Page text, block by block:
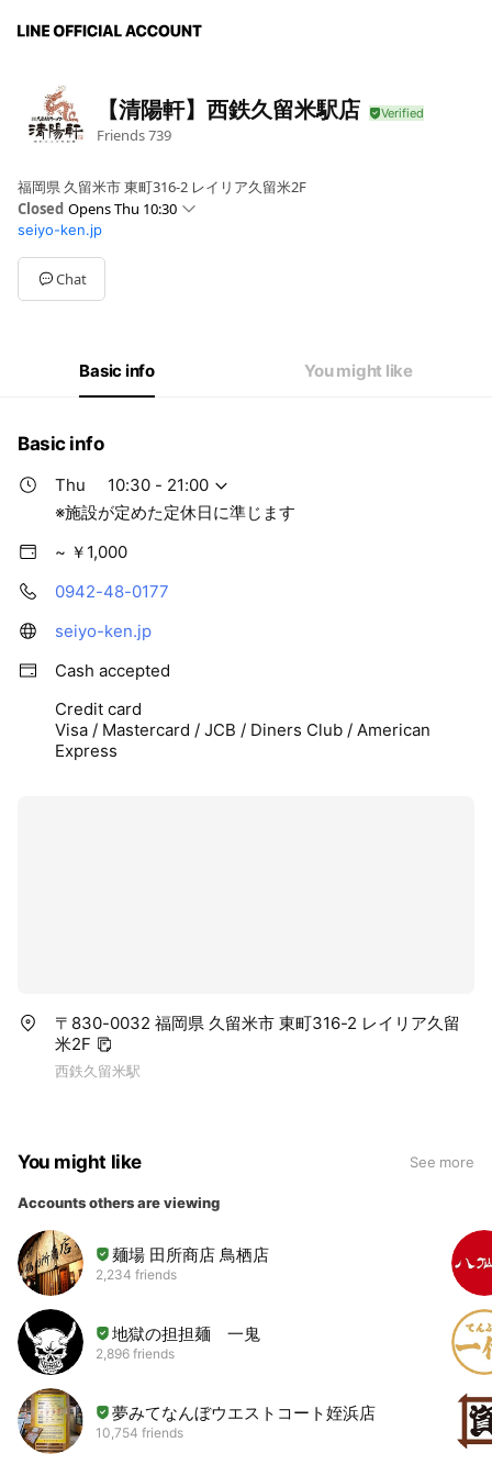
【清陽軒】西鉄久留米駅店
Friends739
福岡県 久留米市 東町316-2 レイリア久留米2F
Closed Opens Thu 10:30
Sun10:30 - 21:00
Mon10:30 - 21:00
Tue10:30 - 21:00
Wed10:30 - 21:00
10:30 - 21:00
※施設が定めた定休日に準じます
seiyo-ken.jp
Chat
Basic info You might like
Basic info
Thu
10:30 - 21:00
※施設が定めた定休日に準じます
~ ￥1,000
0942-48-0177
seiyo-ken.jp
Cash accepted
Credit card
Visa / Mastercard / JCB / Diners Club / American
Express
〒830-0032 福岡県 久留米市 東町316-2 レイリア久留
米2F
西鉄久留米駅
You might like See more
Accounts others are viewing
麺場 田所商店 鳥栖店
2,234 friends
地獄の担担麺 一鬼
2,896 friends
夢みてなんぼウエストコート姪浜店
10,754 friends